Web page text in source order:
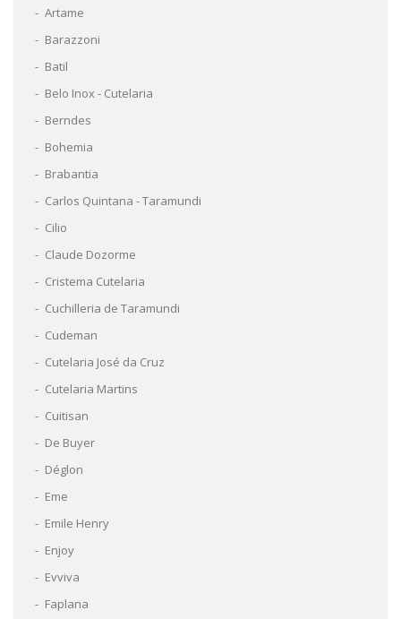
Artame
Barazzoni
Batil
Belo Inox - Cutelaria
Berndes
Bohemia
Brabantia
Carlos Quintana - Taramundi
Cilio
Claude Dozorme
Cristema Cutelaria
Cuchilleria de Taramundi
Cudeman
Cutelaria José da Cruz
Cutelaria Martins
Cuitisan
De Buyer
Déglon
Eme
Emile Henry
Enjoy
Evviva
Faplana